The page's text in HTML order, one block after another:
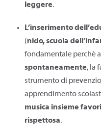
leggere.
L’inserimento
(nido, scuola
fondamentale perché
spontaneamente, la
strumento di
apprendimento
musica insieme
rispettosa.